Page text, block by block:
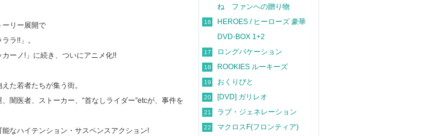
ーリー展開で
ラ!!」。
ーノ!」に続き、ついにアニメ化!!
た若者たちが集う街。
闇医者、ストーカー、“首なしライダー”etcが、事件を
なハイテンション・サスペンスアクション!
ね ファンへの贈り物
16
HEROES / ヒーローズ 豪華
DVD-BOX 1+2
17 ロングバケーション
18 ROOKIES ルーキーズ
19 おくりびと
20 [DVD] ガリレオ
21 ラブ・ジェネレーション
22 マクロスF(フロンティア)